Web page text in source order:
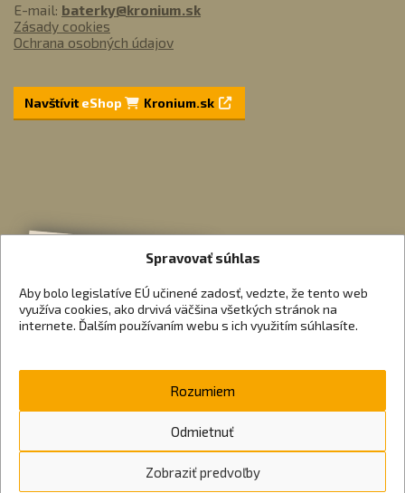
Spravovať súhlas
Aby bolo legislatíve EÚ učinené zadosť, vedzte, že tento web
využíva cookies, ako drvivá väčšina všetkých stránok na
internete. Ďalším používaním webu s ich využitím súhlasíte.
Rozumiem
Odmietnuť
Zobraziť predvoľby
E-mail: baterky@kronium.sk
Zásady cookies
Ochrana osobných údajov
NavštíviteShop Kronium.sk